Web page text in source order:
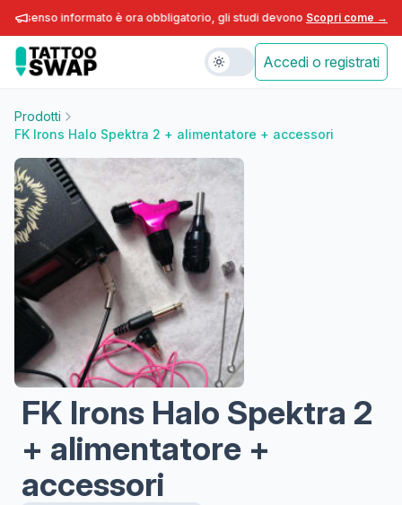
informato è ora obbligatorio, gli studi devono adeguarsi entro fine
Scopri come →
Accedi o registrati
Prodotti
FK Irons Halo Spektra 2 + alimentatore + accessori
FK Irons Halo Spektra 2
+ alimentatore +
accessori